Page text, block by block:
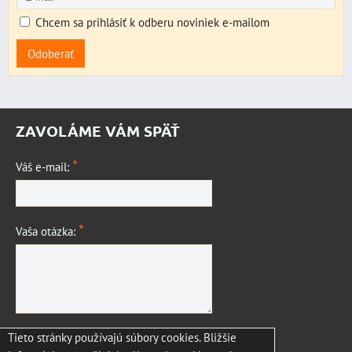
Chcem sa prihlásiť k odberu noviniek e-mailom
Odoberať
ZAVOLÁME VÁM SPÄŤ
Váš e-mail: *
Vaša otázka: *
Odoslať
Tieto stránky používajú súbory cookies. Bližšie